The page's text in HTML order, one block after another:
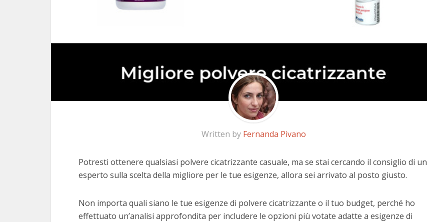
Written by Fernanda Pivano
Potresti ottenere qualsiasi polvere cicatrizzante casuale, ma se stai cercando il consiglio di un
esperto sulla scelta della migliore per le tue esigenze, allora sei arrivato al posto giusto.
Non importa quali siano le tue esigenze di polvere cicatrizzante o il tuo budget, perché ho
effettuato un’analisi approfondita per includere le opzioni più votate adatte a esigenze di